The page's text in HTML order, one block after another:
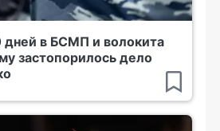
в БСМП и волокита
застопорилось дело